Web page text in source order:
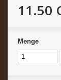
11.50
Menge